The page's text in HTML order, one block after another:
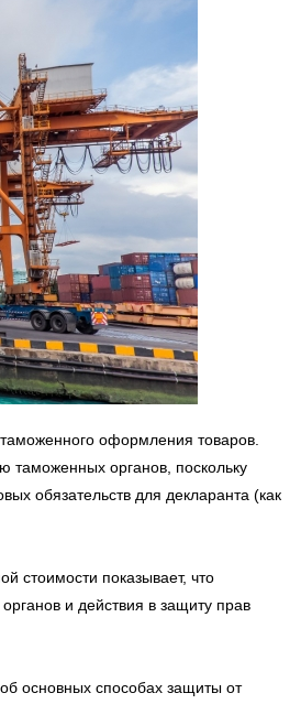
таможенного оформления товаров.
таможенных органов, поскольку
обязательств для декларанта (как
стоимости показывает, что
и действия в защиту прав
об основных способах защиты от